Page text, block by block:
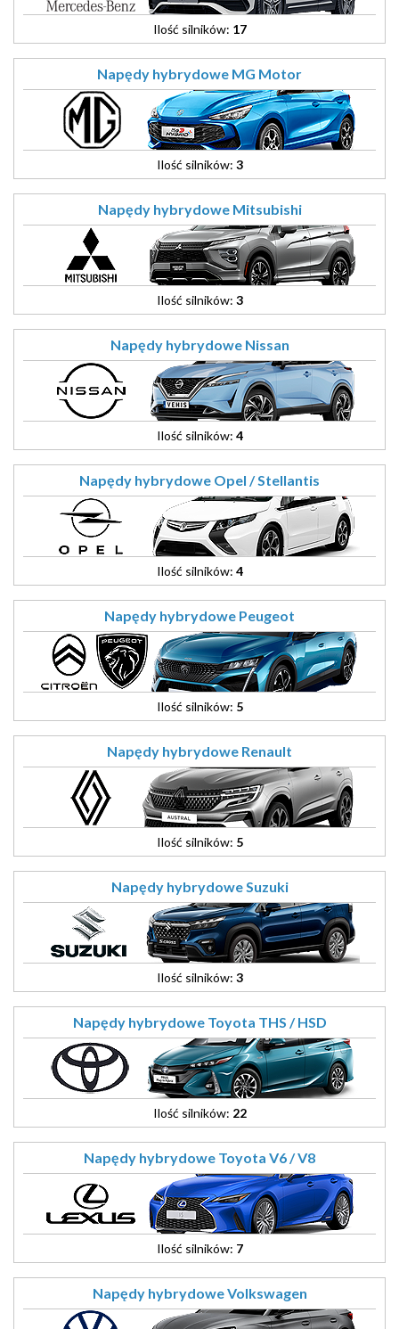
Ilość silników: 17
Napędy hybrydowe MG Motor
Ilość silników: 3
Napędy hybrydowe Mitsubishi
Ilość silników: 3
Napędy hybrydowe Nissan
Ilość silników: 4
Napędy hybrydowe Opel / Stellantis
Ilość silników: 4
Napędy hybrydowe Peugeot
Ilość silników: 5
Napędy hybrydowe Renault
Ilość silników: 5
Napędy hybrydowe Suzuki
Ilość silników: 3
Napędy hybrydowe Toyota THS / HSD
Ilość silników: 22
Napędy hybrydowe Toyota V6 / V8
Ilość silników: 7
Napędy hybrydowe Volkswagen